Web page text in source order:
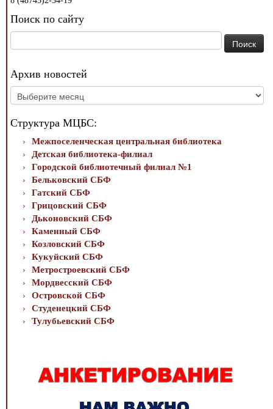
Поиск по сайту
Архив новостей
Архив
новостей
Структура МЦБС:
Межпоселенческая центральная библиотека
Детская библиотека-филиал
Городской библиотечный филиал №1
Бельковский СБФ
Гатский СБФ
Грицовский СБФ
Дьконовский СБФ
Каменный СБФ
Козловский СБФ
Кукуйский СБФ
Метростроевский СБФ
Мордвесский СБФ
Островской СБФ
Студенецкий СБФ
Тулубьевский СБФ